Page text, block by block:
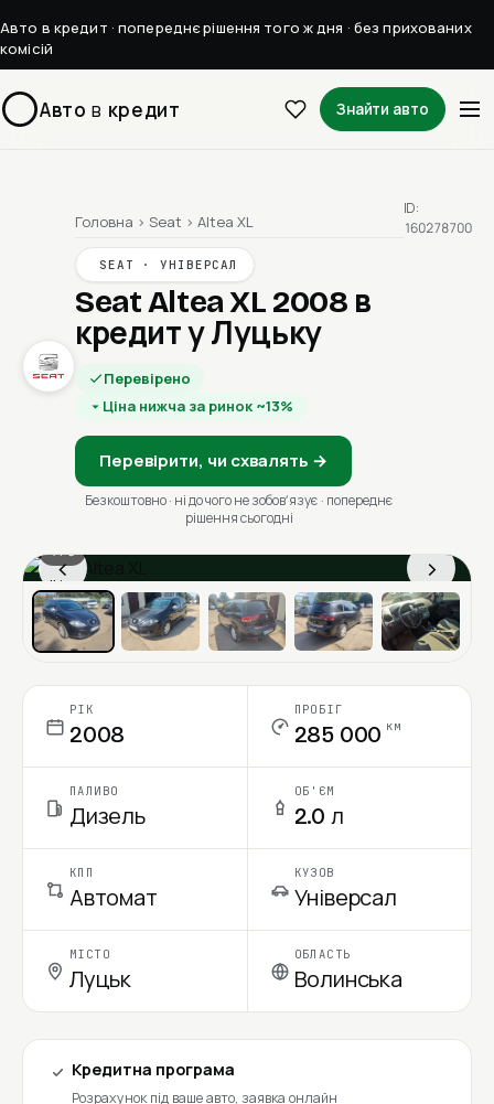
Авто в кредит · попереднє рішення того ж дня · без прихованих
комісій
Авто в кредит Знайти авто
Головна › Seat › Altea XL
SEAT · УНІВЕРСАЛ
Seat Altea XL 2008 в
кредит у Луцьку
Перевірено
Ціна нижча за ринок ~13%
Перевірити, чи схвалять →
Безкоштовно · ні до чого не зобовʼязує · попереднє
рішення сьогодні
ID:
160278700
‹ ›
1 / 6
Ціна в місяць
РІК
2008
ПРОБІГ
285 000 км
ПАЛИВО
Дизель
ОБ'ЄМ
2.0 л
КПП
Автомат
КУЗОВ
Універсал
МІСТО
Луцьк
ОБЛАСТЬ
Волинська
Кредитна програма
Розрахунок під ваше авто, заявка онлайн